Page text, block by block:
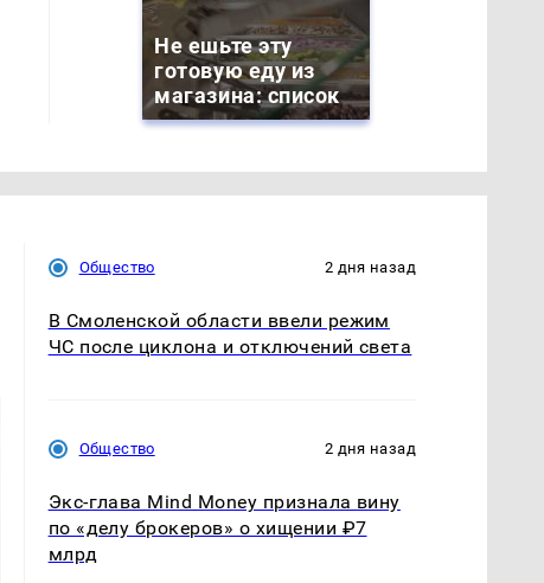
Не ешьте эту
готовую еду из
магазина: список
Общество 2 дня назад
В Смоленской области ввели режим
ЧС после циклона и отключений света
Общество 2 дня назад
Экс-глава Mind Money признала вину
по «делу брокеров» о хищении ₽7
млрд